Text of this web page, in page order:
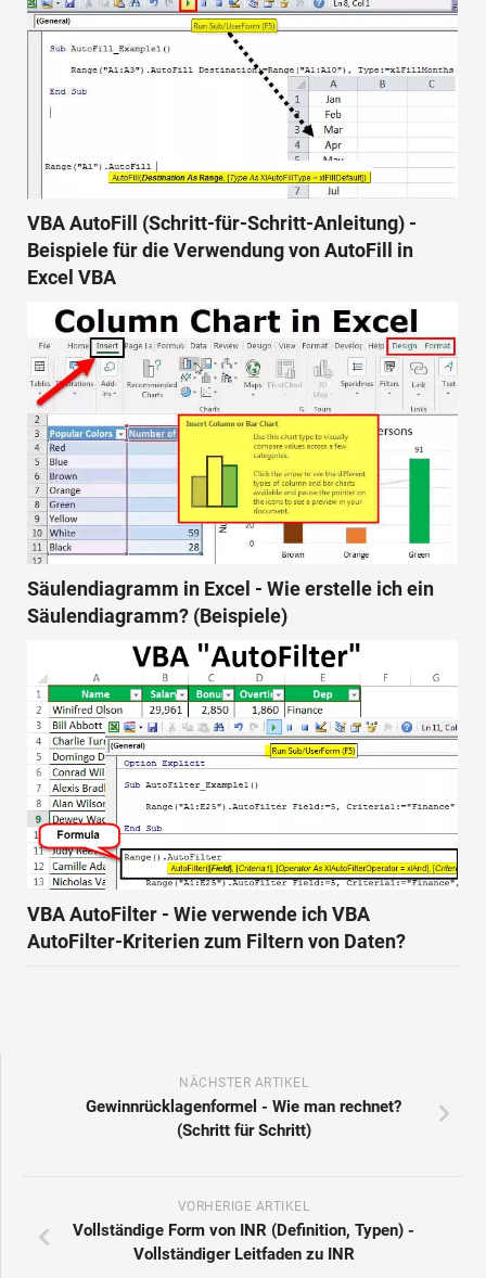
VBA AutoFill (Schritt-für-Schritt-Anleitung) -
Beispiele für die Verwendung von AutoFill in
Excel VBA
Säulendiagramm in Excel - Wie erstelle ich ein
Säulendiagramm? (Beispiele)
VBA AutoFilter - Wie verwende ich VBA
AutoFilter-Kriterien zum Filtern von Daten?
NÄCHSTER ARTIKEL
Gewinnrücklagenformel - Wie man rechnet?
(Schritt für Schritt)
VORHERIGE ARTIKEL
Vollständige Form von INR (Definition, Typen) -
Vollständiger Leitfaden zu INR